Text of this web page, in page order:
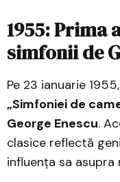
1955: Prima
simfonii de
Pe 23 ianuarie
„Simfoniei de
George Enescu.
clasice reflectă
influența sa asupra